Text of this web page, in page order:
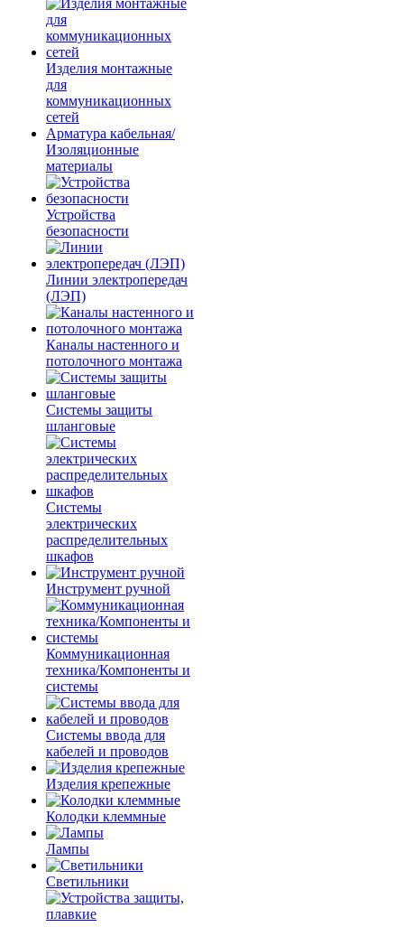
Изделия монтажные
для
коммуникационных
сетей
Арматура кабельная/
Изоляционные
материалы
Устройства
безопасности
Линии электропередач
(ЛЭП)
Каналы настенного и
потолочного монтажа
Системы защиты
шланговые
Системы
электрических
распределительных
шкафов
Инструмент ручной
Коммуникационная
техника/Компоненты и
системы
Системы ввода для
кабелей и проводов
Изделия крепежные
Колодки клеммные
Лампы
Светильники